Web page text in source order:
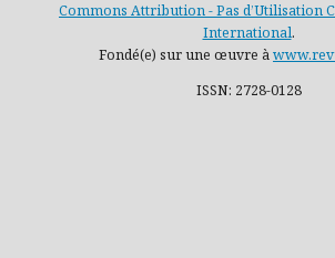
Commons Attribution - Pas d’Utilisation
International.
Fondé(e) sur une œuvre à
ISSN: 2728-0128